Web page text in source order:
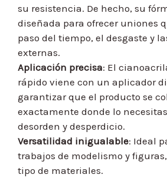
su resistencia. De hecho, su
diseñada para ofrecer uniones
paso del tiempo, el desgaste y
externas.
Aplicación precisa: El
rápido viene con un aplicador
garantizar que el producto se
exactamente donde lo
desorden y desperdicio.
Versatilidad inigualable: Ideal
trabajos de modelismo y
tipo de materiales.